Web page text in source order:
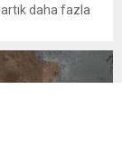
daha fazla
“Bir